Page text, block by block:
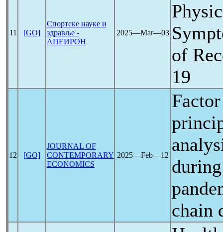
11 [GO]
Спортске науке и
здравље -
АПЕИРОН
2025―Mar―03
of
19
12 [GO]
JOURNAL OF
CONTEMPORARY
ECONOMICS
2025―Feb―12
chain